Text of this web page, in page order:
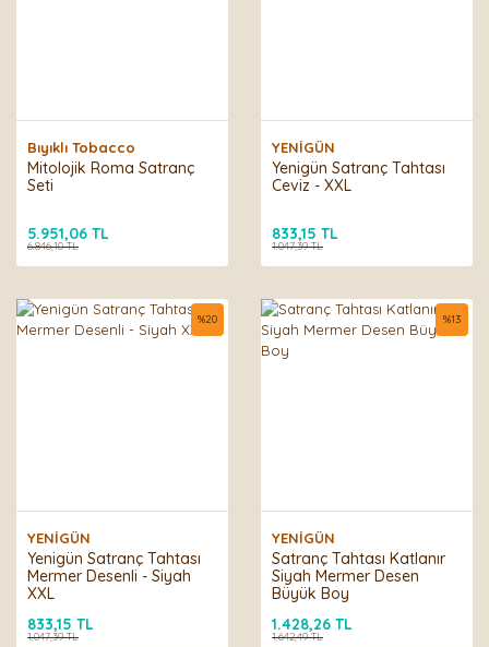
Bıyıklı Tobacco
Mitolojik Roma Satranç
Seti
5.951,06 TL
6.846,10 TL
YENİGÜN
Yenigün Satranç Tahtası
Ceviz - XXL
833,15 TL
1.047,39 TL
YENİGÜN
Yenigün Satranç Tahtası
Mermer Desenli - Siyah
XXL
%20
833,15 TL
1.047,39 TL
YENİGÜN
Satranç Tahtası Katlanır
Siyah Mermer Desen
Büyük Boy
%13
1.428,26 TL
1.642,49 TL